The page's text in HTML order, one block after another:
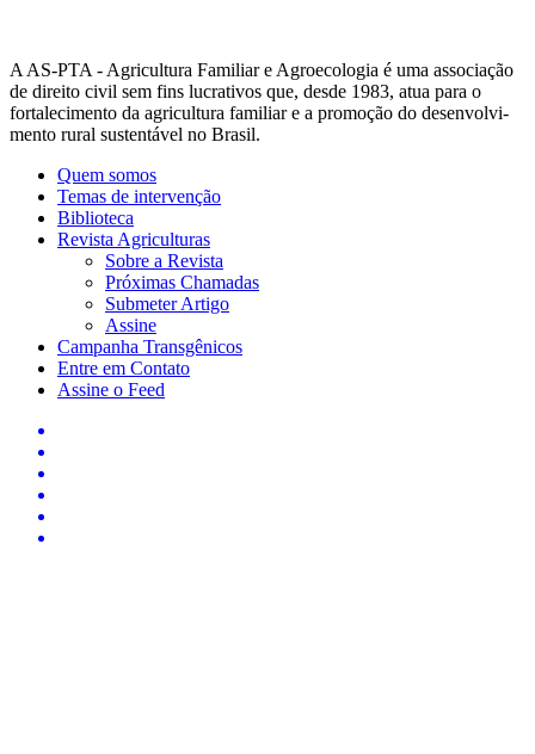
A AS-PTA - Agricultura Familiar e Agro­ecologia é uma associação
de direito civil sem fins lucrativos que, desde 1983, atua para o
fortalecimento da agricultura familiar e a promoção do desenvolvi­
mento rural sustentável no Brasil.
Quem somos
Temas de intervenção
Biblioteca
Revista Agriculturas
Sobre a Revista
Próximas Chamadas
Submeter Artigo
Assine
Campanha Transgênicos
Entre em Contato
Assine o Feed